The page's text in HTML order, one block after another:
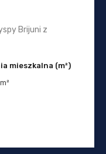
Brijuni z
mieszkalna (m²)
m²